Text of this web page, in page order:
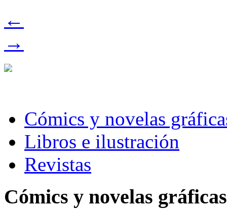
←
→
Cómics y novelas
Libros e ilustración
Revistas
Cómics y novelas gráficas